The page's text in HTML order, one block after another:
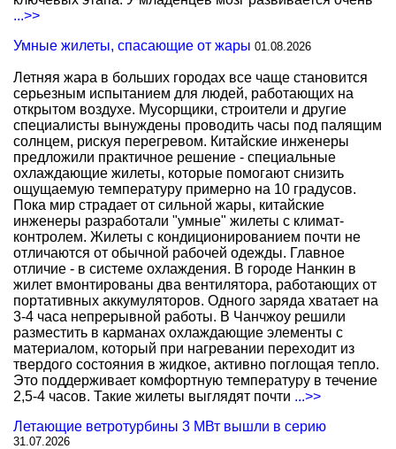
...>>
Умные жилеты, спасающие от жары 01.08.2026
Летняя жара в больших городах все чаще становится
серьезным испытанием для людей, работающих на
открытом воздухе. Мусорщики, строители и другие
специалисты вынуждены проводить часы под палящим
солнцем, рискуя перегревом. Китайские инженеры
предложили практичное решение - специальные
охлаждающие жилеты, которые помогают снизить
ощущаемую температуру примерно на 10 градусов.
Пока мир страдает от сильной жары, китайские
инженеры разработали "умные" жилеты с климат-
контролем. Жилеты с кондиционированием почти не
отличаются от обычной рабочей одежды. Главное
отличие - в системе охлаждения. В городе Нанкин в
жилет вмонтированы два вентилятора, работающих от
портативных аккумуляторов. Одного заряда хватает на
3-4 часа непрерывной работы. В Чанчжоу решили
разместить в карманах охлаждающие элементы с
материалом, который при нагревании переходит из
твердого состояния в жидкое, активно поглощая тепло.
Это поддерживает комфортную температуру в течение
2,5-4 часов. Такие жилеты выглядят почти ...>>
Летающие ветротурбины 3 МВт вышли в серию
31.07.2026